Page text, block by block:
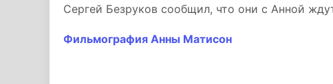
Сергей Безруков сообщил, что они с Анной
Фильмография Анны Матисон